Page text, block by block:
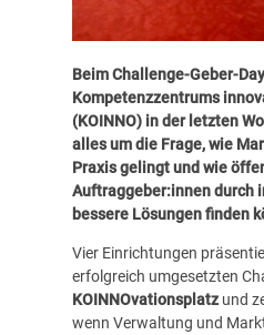
Beim Challenge-Geber-
Kompetenzzentrums
(KOINNO)in der letzten
alles um die Frage, wie
Praxis gelingt und wie
Auftraggeber:innen durch
bessere Lösungen finden
Vier Einrichtungen
erfolgreich umgesetzten
KOINNOvationsplatzund
wenn Verwaltung und